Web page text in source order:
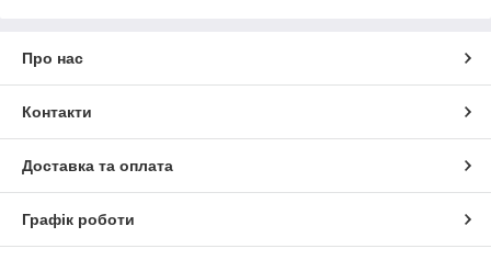
Про нас
Контакти
Доставка та оплата
Графік роботи